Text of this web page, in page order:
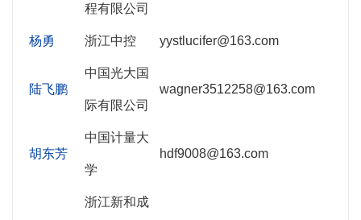
程有限公司
杨勇 浙江中控 yystlucifer@163.com
陆飞鹏
中国光大国
际有限公司
wagner3512258@163.com
胡东芳
中国计量大
学
hdf9008@163.com
浙江新和成